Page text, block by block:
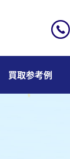
買取参考例